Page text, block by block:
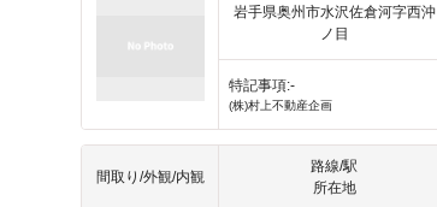
岩手県奥州市水沢佐倉河字西沖
ノ目
特記事項:-
(株)村上不動産企画
間取り/外観/内観
路線/駅
所在地